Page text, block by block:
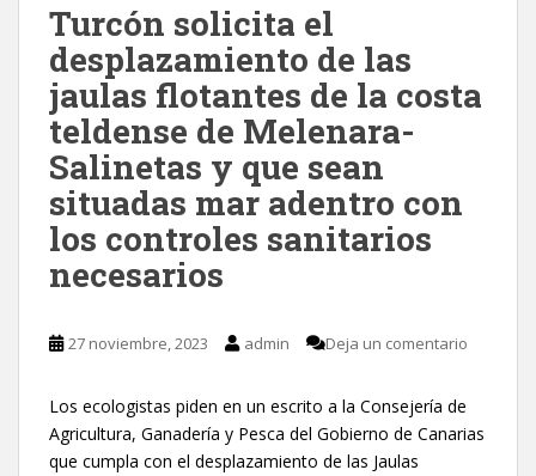
Turcón solicita el
desplazamiento de las
jaulas flotantes de la costa
teldense de Melenara-
Salinetas y que sean
situadas mar adentro con
los controles sanitarios
necesarios
27 noviembre, 2023 admin Deja un comentario
Los ecologistas piden en un escrito a la Consejería de
Agricultura, Ganadería y Pesca del Gobierno de Canarias
que cumpla con el desplazamiento de las Jaulas